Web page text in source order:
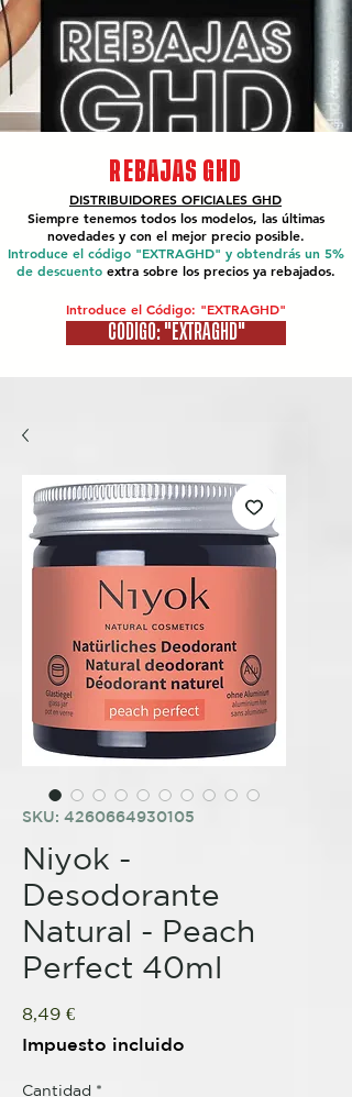
REBAJAS GHD
DISTRIBUIDORES OFICIALES GHD
Siempre tenemos todos los modelos, las últimas
novedades y con el mejor precio posible.
Introduce el código "EXTRAGHD" y obtendrás un 5%
de descuento extra sobre los precios ya rebajados.
Introduce el Código: "EXTRAGHD"
CÓDIGO: "EXTRAGHD"
SKU: 4260664930105
Niyok -
Desodorante
Natural - Peach
Perfect 40ml
8,49 €Precio
Impuesto incluido
Cantidad *